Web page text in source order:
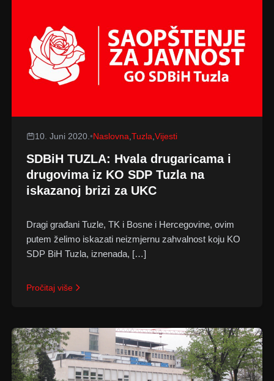
10. Juni 2020. •Naslovna Tuzla Vijesti
SDBiH TUZLA: Hvala drugaricama i
drugovima iz KO SDP Tuzla na
iskazanoj brizi za UKC
Dragi građani Tuzle, TK i Bosne i Hercegovine, ovim
putem želimo iskazati neizmjernu zahvalnost koju KO
SDP BiH Tuzla, iznenada, […]
Pročitaj više